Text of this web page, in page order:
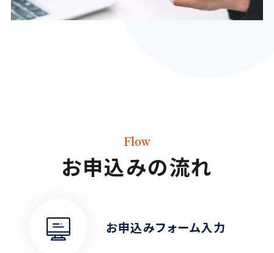
Flow
お申込みの流れ
お申込みフォーム入力